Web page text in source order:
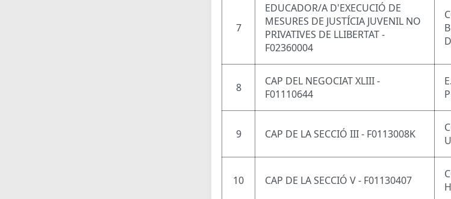
7
EDUCADOR/A D'EXECUCIÓ DE
MESURES DE JUSTÍCIA JUVENIL NO
PRIVATIVES DE LLIBERTAT -
F02360004
8
CAP DEL NEGOCIAT XLIII -
F01110644
9 CAP DE LA SECCIÓ III - F0113008K
10 CAP DE LA SECCIÓ V - F01130407